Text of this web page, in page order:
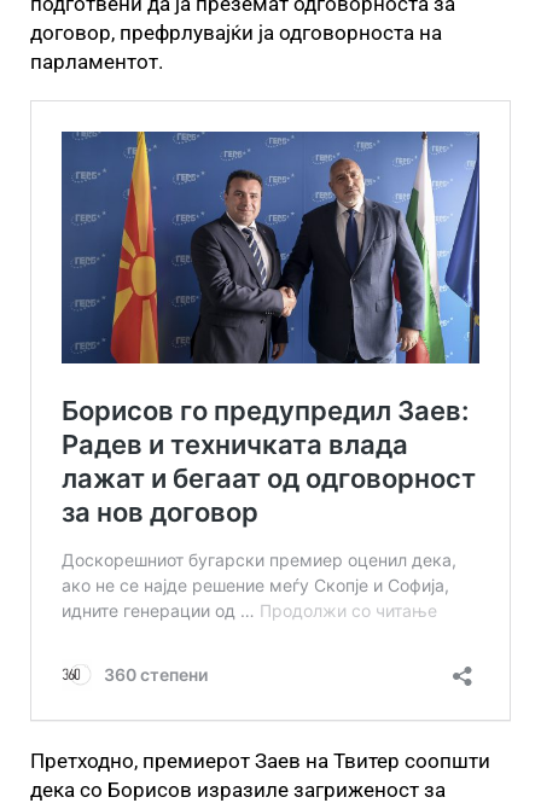
договор, префрлувајќи ја одговорноста на
парламентот.
Претходно, премиерот Заев на Твитер соопшти
дека со Борисов изразиле загриженост за